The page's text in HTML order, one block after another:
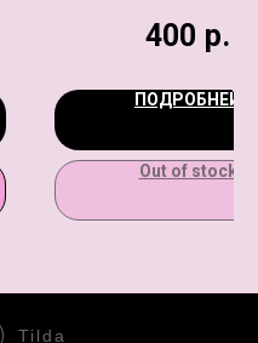
400 р.
ПОДРОБНЕЙ
Out of stock
Tilda